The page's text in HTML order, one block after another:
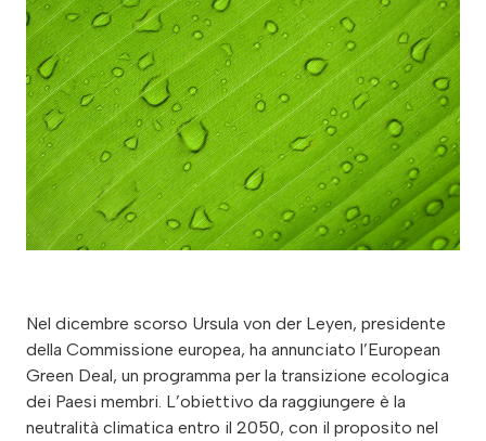
Nel dicembre scorso Ursula von der Leyen, presidente
della Commissione europea, ha annunciato l’European
Green Deal, un programma per la transizione ecologica
dei Paesi membri. L’obiettivo da raggiungere è la
neutralità climatica entro il 2050, con il proposito nel